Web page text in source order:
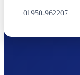
01950-962207